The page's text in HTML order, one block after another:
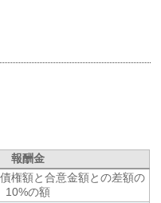
報酬金
権額と合意金額との差額の
10%の額